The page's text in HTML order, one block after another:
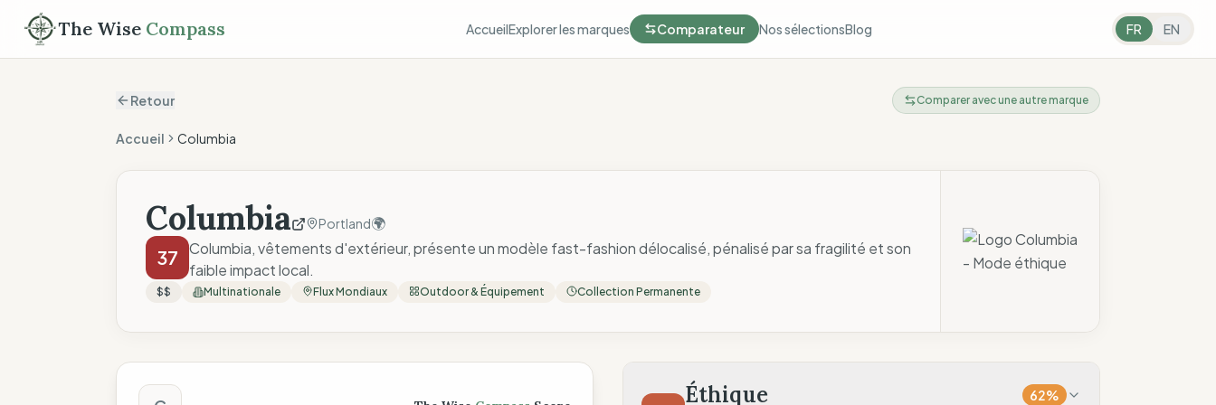
The Wise Compass AccueilExplorer les marques Comparateur Nos sélectionsBlog FR EN
Retour Comparer avec une autre marque
Accueil Columbia
Columbia Portland🌍
37
Columbia, vêtements d'extérieur, présente un modèle fast-fashion délocalisé, pénalisé par sa fragilité et son
faible impact local.
$$ Multinationale Flux Mondiaux Outdoor & Équipement Collection Permanente
Score The Wise Compass Éthique 62%